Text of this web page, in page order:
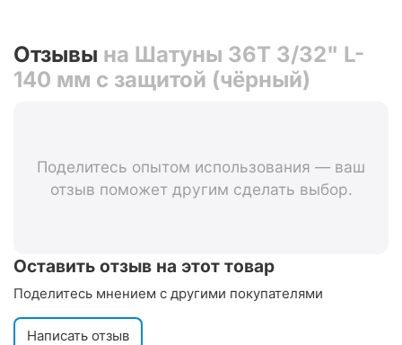
Отзывы на Шатуны 36Т 3/32" L-
140 мм с защитой (чёрный)
Поделитесь опытом использования — ваш
отзыв поможет другим сделать выбор.
Оставить отзыв на этот товар
Поделитесь мнением с другими покупателями
Написать отзыв